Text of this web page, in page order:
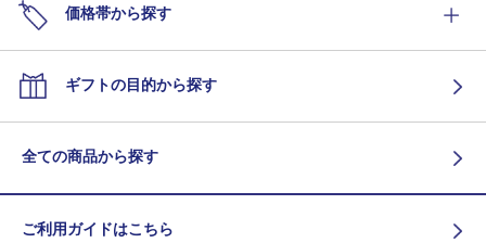
価格帯から探す
ギフトの目的から探す
全ての商品から探す
ご利用ガイドはこちら